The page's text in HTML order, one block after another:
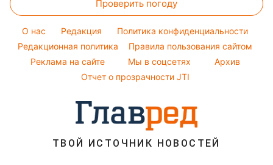
Новости Одессы
Максим Галкин
Настя Каменских
Виталий Козловский
София Ротару
Ольга Сумская
Народные приметы
Все о шоу-бизнесе
Простые блюда
Легкие десерты
Напитки
Праздничное меню
Проверить погоду
O нас Редакция
Политика конфиденциальности
Редакционная политика
Правила пользования сайтом
Реклама на сайте
Мы в соцсетях
Архив
Отчет о прозрачности JTI
ТВОЙ ИСТОЧНИК НОВОСТЕЙ